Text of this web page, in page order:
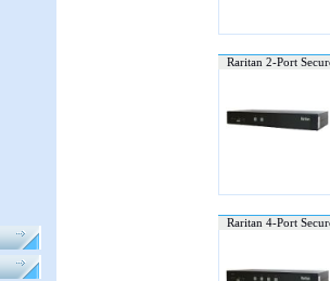
Raritan 2-Port
Raritan 4-Port